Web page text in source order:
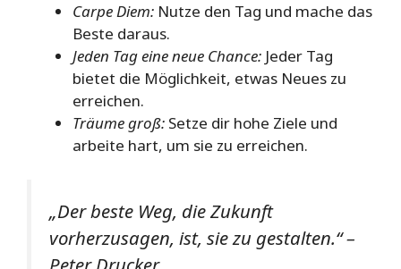
Carpe Diem: Nutze den Tag und mache das
Beste daraus.
Jeden Tag eine neue Chance: Jeder Tag
bietet die Möglichkeit, etwas Neues zu
erreichen.
Träume groß: Setze dir hohe Ziele und
arbeite hart, um sie zu erreichen.
„Der beste Weg, die Zukunft
vorherzusagen, ist, sie zu gestalten.“ –